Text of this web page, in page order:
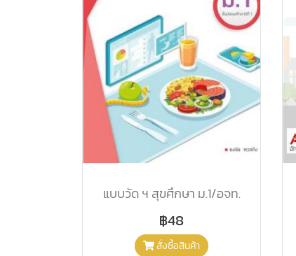
แบบวัด ฯ สุขศึกษา ม.1/อจท.
฿48
สั่งซื้อสินค้า